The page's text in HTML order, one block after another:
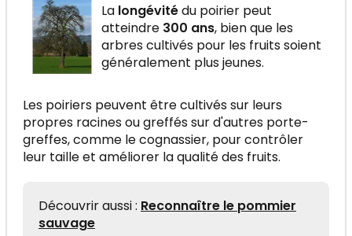
La longévitédu poirier peut
atteindre 300 ans, bien que les
arbres cultivés pour les fruits soient
généralement plus jeunes.
Les poiriers peuvent être cultivés sur leurs
propres racines ou greffés sur d'autres porte-
greffes, comme le cognassier, pour contrôler
leur taille et améliorer la qualité des fruits.
Découvrir aussi : Reconnaître le pommier
sauvage